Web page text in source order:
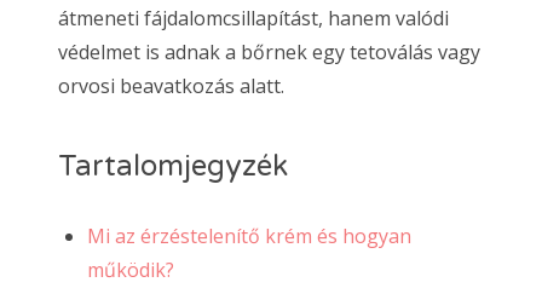
átmeneti fájdalomcsillapítást, hanem valódi
védelmet is adnak a bőrnek egy tetoválás vagy
orvosi beavatkozás alatt.
Tartalomjegyzék
Mi az érzéstelenítő krém és hogyan
működik?